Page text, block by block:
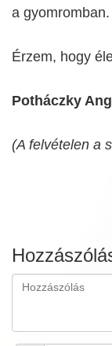
a gyomromban.
Érzem, hogy
Potháczky
(A felvételen a